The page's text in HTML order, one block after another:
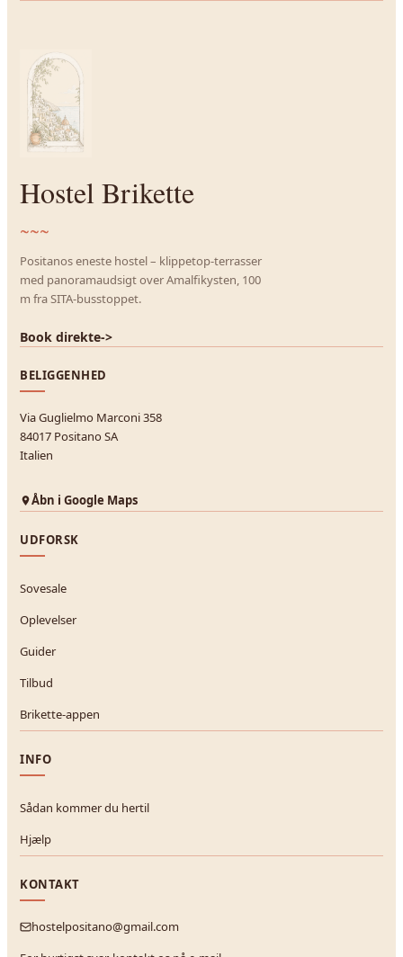
Hostel Brikette
~~~
Positanos eneste hostel – klippetop-terrasser
med panoramaudsigt over Amalfikysten, 100
m fra SITA-busstoppet.
Book direkte->
BELIGGENHED
Via Guglielmo Marconi 358
84017 Positano SA
Italien
Åbn i Google Maps
UDFORSK
Sovesale
Oplevelser
Guider
Tilbud
Brikette-appen
INFO
Sådan kommer du hertil
Hjælp
KONTAKT
hostelpositano@gmail.com